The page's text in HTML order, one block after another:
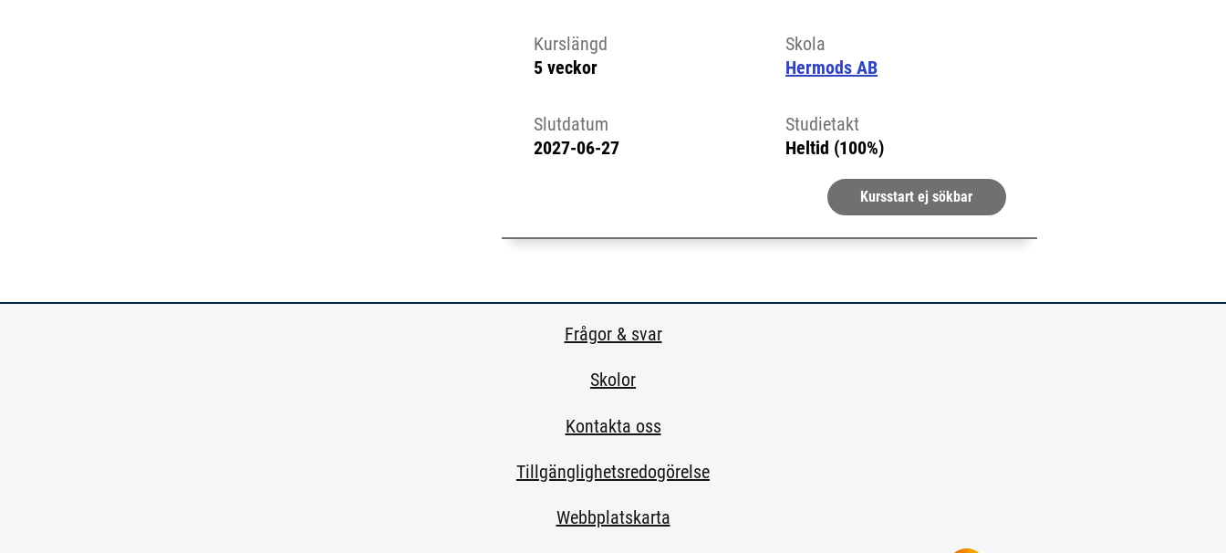
Kurslängd
5 veckor
Skola
Hermods AB
Slutdatum
2027-06-27
Studietakt
Heltid (100%)
Kursstart ej sökbar
Frågor & svar
Skolor
Kontakta oss
Tillgänglighetsredogörelse
Webbplatskarta